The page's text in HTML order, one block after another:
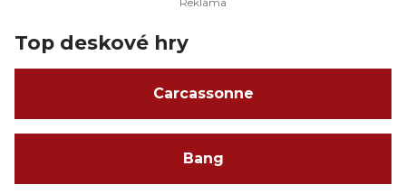
Top deskové hry
Carcassonne
Bang